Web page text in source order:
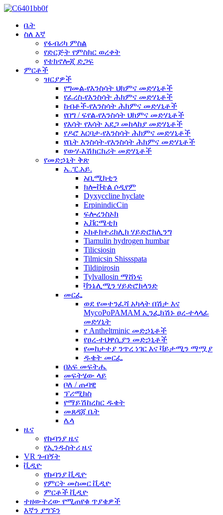
ቤት
ስለ እኛ
የፋብሪካ ምስል
የድርጅት የምስክር ወረቀት
የቴክኖሎጂ ድጋፍ
ምርቶች
ዝርያዎች
የግመል-የእንስሳት ህክምና መድሃኒቶች
የፈረስ-የእንስሳት ሕክምና መድሃኒቶች
ከብቶች-የእንስሳት ሕክምና መድሃኒቶች
የበግ / ፍየል-የእንስሳት ህክምና መድሃኒቶች
የእሳት የእሳት አደጋ መከላከያ መድሃኒቶች
የዶሮ እርባታ-የእንስሳት ሕክምና መድሃኒቶች
የቤት እንስሳት-የእንስሳት ሕክምና መድሃኒቶች
የውሃ-እሽክርክሪት መድሃኒቶች
የመድኃኒት ቅጽ
ኤ.ፒ.አይ.
አቢሚክቲን
ክሎቭቴል ሶዲየም
Dyxyccline hyclate
ErpinindicCin
ፍሎረንስኦክ
ኢቨርሜቲክ
ኦክቶክተሪክሊክ ሃይድሮክሊንግ
Tiamulin hydrogen humbar
Tilicsiosin
Tilmicsin Shissspata
Tildipirosin
Tylvallosin ማሸነፍ
ቫንኔሊሚን ሃይድሮክላንድ
መርፌ
ወደ የመተንፈሻ አካላት በሽታ እና
MycoPoPAMAM ኢንፌክሽኑ ፀረ-ተላላፊ
መድሃኒት
የ Antheltminic መድኃኒቶች
የፀረ-ተህዋሲያን መድኃኒቶች
የመከታተያ ንጥረ ነገር እና ቫይታሚን ማሟያ
ዱቄት መርፌ
በአፍ መፍትሔ
መፍትሄው ላይ
ቦለ / ጡባዊ
ፕሪሚክስ
የማይሽከረከር ዱቄት
መጸዳጃ ቤት
ሌላ
ዜና
የኩባንያ ዜና
የኢንዱስትሪ ዜና
VR ጉብኝት
ቪዲዮ
የኩባንያ ቪዲዮ
የምርት መስመር ቪዲዮ
ምርቶች ቪዲዮ
ተዘውትረው የሚጠየቁ ጥያቄዎች
እኛን ያግኙን